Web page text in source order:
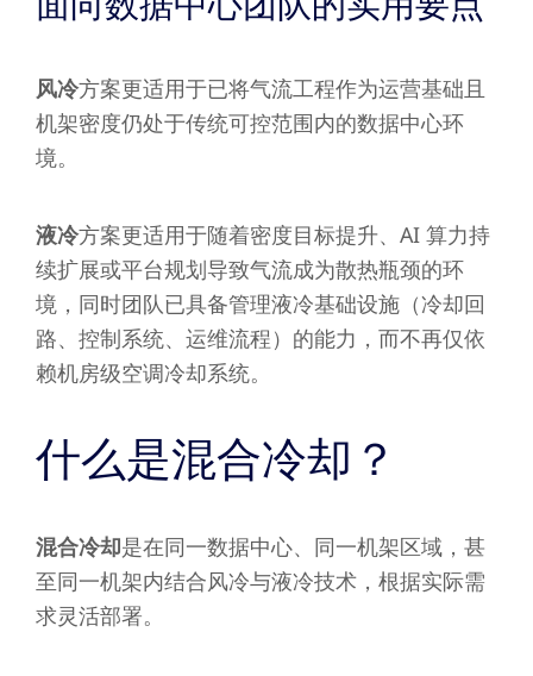
风冷方案更适用于已将气流工程作为运营基础且
机架密度仍处于传统可控范围内的数据中心环
境。
液冷方案更适用于随着密度目标提升、AI 算力持
续扩展或平台规划导致气流成为散热瓶颈的环
境，同时团队已具备管理液冷基础设施（冷却回
路、控制系统、运维流程）的能力，而不再仅依
赖机房级空调冷却系统。
什么是混合冷却？
混合冷却是在同一数据中心、同一机架区域，甚
至同一机架内结合风冷与液冷技术，根据实际需
求灵活部署。